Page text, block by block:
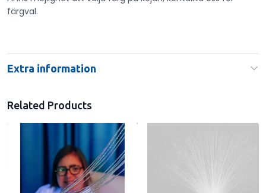
färgval.
Extra information
Related Products